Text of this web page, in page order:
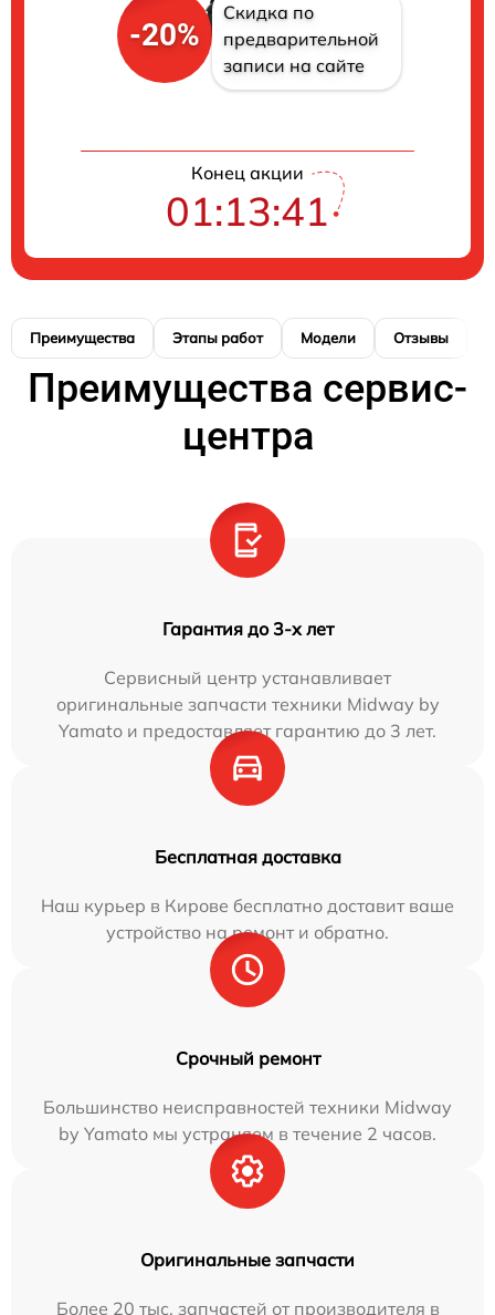
-20%
Скидка по
предварительной
записи на сайте
Конец акции
01:13:41
Преимущества Этапы работ Модели Отзывы
Преимущества сервис-
центра
Гарантия до 3-х лет
Сервисный центр устанавливает
оригинальные запчасти техники Midway by
Yamato и предоставляет гарантию до 3 лет.
Бесплатная доставка
Наш курьер в Кирове бесплатно доставит ваше
устройство на ремонт и обратно.
Срочный ремонт
Большинство неисправностей техники Midway
by Yamato мы устраняем в течение 2 часов.
Оригинальные запчасти
Более 20 тыс. запчастей от производителя в